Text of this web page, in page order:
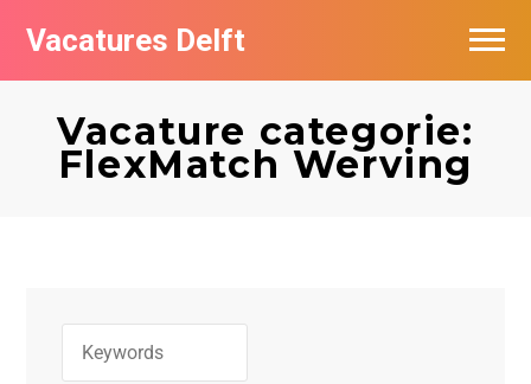
Vacatures Delft
Vacature categorie:
FlexMatch Werving
Vacatures per bedrijf in Delft